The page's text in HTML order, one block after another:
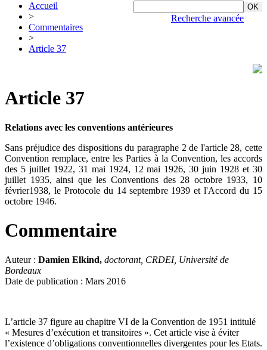
Recherche avancée
Accueil
>
Commentaires
>
Article 37
Article 37
Relations avec les conventions antérieures
Sans préjudice des dispositions du paragraphe 2 de l'article 28, cette
Convention remplace, entre les Parties à la Convention, les accords
des 5 juillet 1922, 31 mai 1924, 12 mai 1926, 30 juin 1928 et 30
juillet 1935, ainsi que les Conventions des 28 octobre 1933, 10
février1938, le Protocole du 14 septembre 1939 et l'Accord du 15
octobre 1946.
Commentaire
Auteur : Damien Elkind, doctorant, CRDEI, Université de
Bordeaux
Date de publication : Mars 2016
L’article 37 figure au chapitre VI de la Convention de 1951 intitulé
« Mesures d’exécution et transitoires ». Cet article vise à éviter
l’existence d’obligations conventionnelles divergentes pour les Etats.